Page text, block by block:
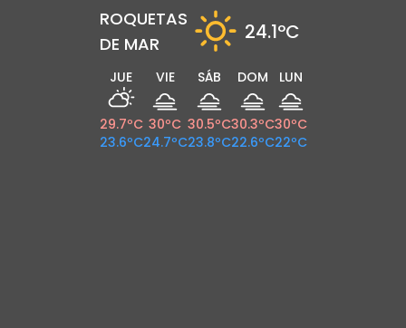
ROQUETAS
DE MAR
24.1ºC
JUE
29.7ºC
23.6ºC
VIE
30ºC
24.7ºC
SÁB
30.5ºC
23.8ºC
DOM
30.3ºC
22.6ºC
LUN
30ºC
22ºC